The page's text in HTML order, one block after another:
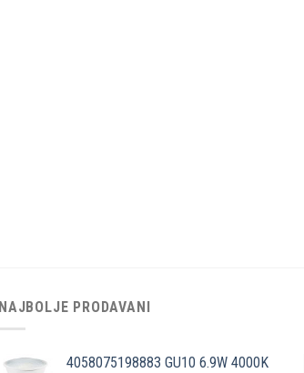
NAJBOLJE PRODAVANI
4058075198883 GU10 6.9W 4000K